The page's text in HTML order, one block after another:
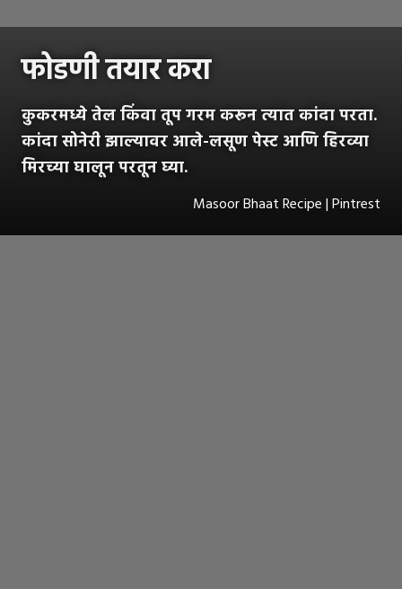
फोडणी तयार करा
कुकरमध्ये तेल किंवा तूप गरम करून त्यात कांदा परता.
कांदा सोनेरी झाल्यावर आले-लसूण पेस्ट आणि हिरव्या
मिरच्या घालून परतून घ्या.
Masoor Bhaat Recipe | Pintrest